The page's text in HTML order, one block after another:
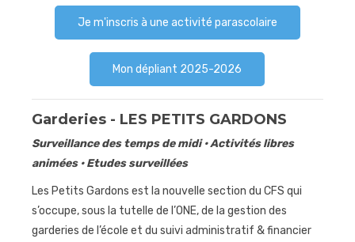
Je m'inscris à une activité parascolaire
Mon dépliant 2025-2026
Garderies - LES PETITS GARDONS
Surveillance des temps de midi • Activités libres
animées • Etudes surveillées
Les Petits Gardons est la nouvelle section du CFS qui
s’occupe, sous la tutelle de l’ONE, de la gestion des
garderies de l’école et du suivi administratif & financier